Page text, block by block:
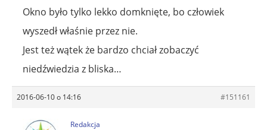
Okno było tylko lekko domknięte, bo człowiek
wyszedł właśnie przez nie.
Jest też wątek że bardzo chciał zobaczyć
niedźwiedzia z bliska…
2016-06-10 o 14:16 #151161
Redakcja